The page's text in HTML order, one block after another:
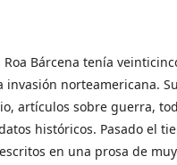
Roa Bárcena tenía
invasión norteamericana.
artículos sobre guerra,
históricos. Pasado el
en una prosa de